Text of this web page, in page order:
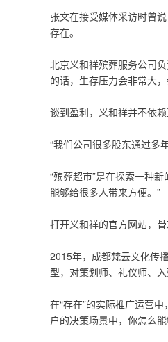
张文在接受媒体采访时曾
存在。
北京义和祥殡葬服务公司
的话，生存压力会非常大
谈到盈利，义和祥并不依
“我们公司很多股东通过多
“殡葬超市”是在探索一种
能够给很多人带来方便。”
打开义和祥的官方网站，
2015年，成都梵云文化传
型，对策划师、礼仪师、
在“存在”的实际推广运营
户的决策场景中，你怎么